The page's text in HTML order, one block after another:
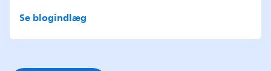
Se blogindlæg